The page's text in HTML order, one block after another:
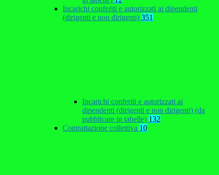
Incarichi conferiti e autorizzati ai dipendenti
(dirigenti e non dirigenti) 351
Incarichi conferiti e autorizzati ai
dipendenti (dirigenti e non dirigenti) (da
pubblicare in tabelle) 132
Contrattazione collettiva 10